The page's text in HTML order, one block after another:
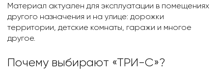
Материал актуален для эксплуатации в помещениях
другого назначения и на улице: дорожки
территории, детские комнаты, гаражи и многое
другое.
Почему выбирают «ТРИ-С»?